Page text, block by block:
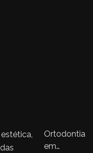
Ortodontia
em